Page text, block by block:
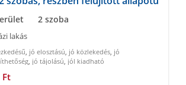
2 szoba
lakás
, jó elosztású, jó közlekedés, jó
, jó tájolású, jól kiadható
Ft